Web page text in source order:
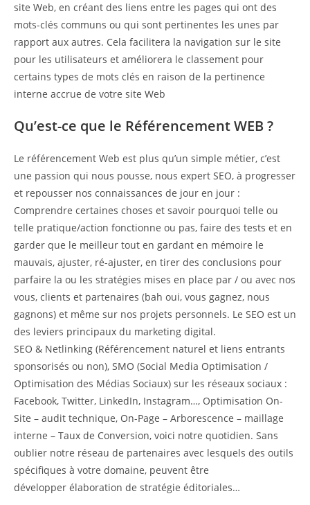
site Web, en créant des liens entre les pages qui ont des
mots-clés communs ou qui sont pertinentes les unes par
rapport aux autres. Cela facilitera la navigation sur le site
pour les utilisateurs et améliorera le classement pour
certains types de mots clés en raison de la pertinence
interne accrue de votre site Web
Qu’est-ce que le Référencement WEB ?
Le référencement Web est plus qu’un simple métier, c’est
une passion qui nous pousse, nous expert SEO, à progresser
et repousser nos connaissances de jour en jour :
Comprendre certaines choses et savoir pourquoi telle ou
telle pratique/action fonctionne ou pas, faire des tests et en
garder que le meilleur tout en gardant en mémoire le
mauvais, ajuster, ré-ajuster, en tirer des conclusions pour
parfaire la ou les stratégies mises en place par / ou avec nos
vous, clients et partenaires (bah oui, vous gagnez, nous
gagnons) et même sur nos projets personnels. Le SEO est un
des leviers principaux du marketing digital.
SEO & Netlinking (Référencement naturel et liens entrants
sponsorisés ou non), SMO (Social Media Optimisation /
Optimisation des Médias Sociaux) sur les réseaux sociaux :
Facebook, Twitter, LinkedIn, Instagram…, Optimisation On-
Site – audit technique, On-Page – Arborescence – maillage
interne – Taux de Conversion, voici notre quotidien. Sans
oublier notre réseau de partenaires avec lesquels des outils
spécifiques à votre domaine, peuvent être
développer élaboration de stratégie éditoriales…